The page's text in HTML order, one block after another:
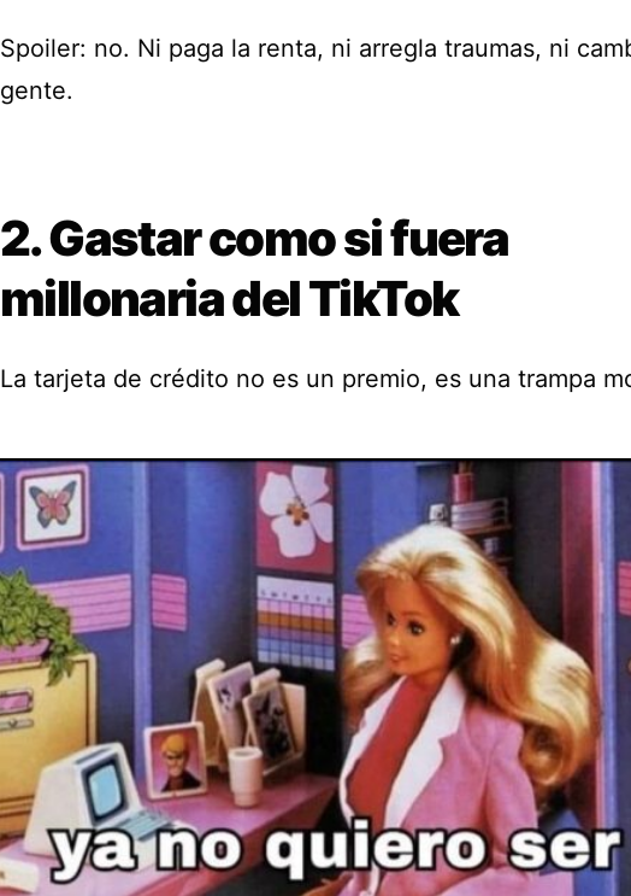
Spoiler: no. Ni paga la renta, ni arregla traumas, ni
gente.
2. Gastar como si fuera
millonaria del TikTok
La tarjeta de crédito no es un premio, es una trampa